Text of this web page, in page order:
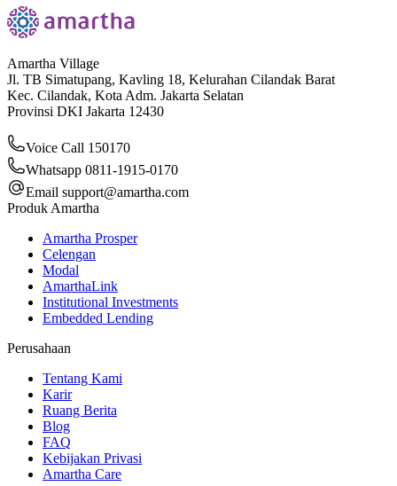
Amartha Village
Jl. TB Simatupang, Kavling 18, Kelurahan Cilandak Barat
Kec. Cilandak, Kota Adm. Jakarta Selatan
Provinsi DKI Jakarta 12430
Voice Call 150170
Whatsapp 0811-1915-0170
Email support@amartha.com
Produk Amartha
Amartha Prosper
Celengan
Modal
AmarthaLink
Institutional Investments
Embedded Lending
Perusahaan
Tentang Kami
Karir
Ruang Berita
Blog
FAQ
Kebijakan Privasi
Amartha Care